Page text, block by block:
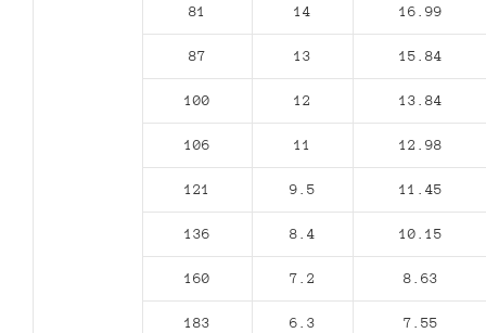
81 14 16.99
87 13 15.84
100 12 13.84
106 11 12.98
121 9.5 11.45
136 8.4 10.15
160 7.2 8.63
183 6.3 7.55